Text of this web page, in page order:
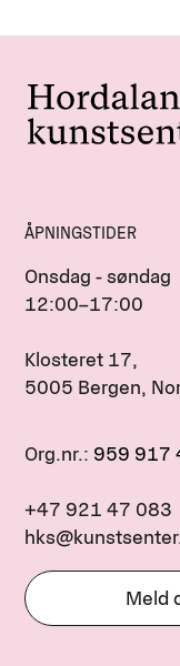
ÅPNINGSTIDER
Onsdag - søndag
12:00–17:00
Klosteret 17,
5005 Bergen,
Org.nr.: 959 917
+47 921 47 083
Meld